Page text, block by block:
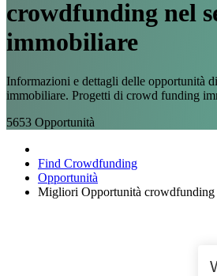
crowdfunding nel
immobiliare
Informazioni e dettagli delle opportunità
immobiliare. Progetti di crowd funding
5653 Opportunità
Find Crowdfunding
Opportunità
Migliori Opportunità crowdfunding